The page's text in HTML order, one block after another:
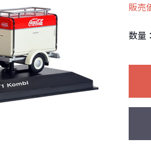
販売
数量：